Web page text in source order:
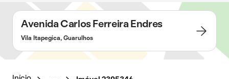
Avenida Carlos Ferreira Endres
Vila Itapegica, Guarulhos